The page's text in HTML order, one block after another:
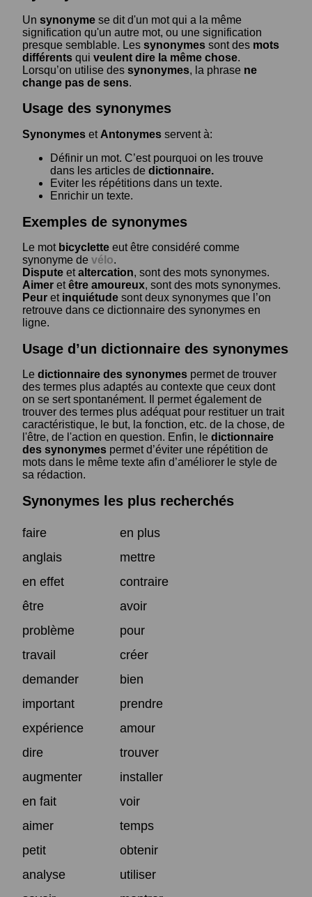
Un synonyme se dit d'un mot qui a la même
signification qu'un autre mot, ou une signification
presque semblable. Les synonymes sont des mots
différents qui veulent dire la même chose.
Lorsqu’on utilise des synonymes, la phrase ne
change pas de sens.
Usage des synonymes
Synonymes et Antonymes servent à:
Définir un mot. C’est pourquoi on les trouve
dans les articles de dictionnaire.
Eviter les répétitions dans un texte.
Enrichir un texte.
Exemples de synonymes
Le mot bicyclette eut être considéré comme
synonyme de vélo.
Dispute etaltercation, sont des mots synonymes.
Aimer etêtre amoureux, sont des mots synonymes.
Peur et inquiétude sont deux synonymes que l’on
retrouve dans ce dictionnaire des synonymes en
ligne.
Usage d’un dictionnaire des synonymes
Le dictionnaire des synonymes permet de trouver
des termes plus adaptés au contexte que ceux dont
on se sert spontanément. Il permet également de
trouver des termes plus adéquat pour restituer un trait
caractéristique, le but, la fonction, etc. de la chose, de
l'être, de l'action en question. Enfin, le dictionnaire
des synonymes permet d’éviter une répétition de
mots dans le même texte afin d’améliorer le style de
sa rédaction.
Synonymes les plus recherchés
faire
en plus
anglais
mettre
en effet
contraire
être
avoir
problème
pour
travail
créer
demander
bien
important
prendre
expérience
amour
dire
trouver
augmenter
installer
en fait
voir
aimer
temps
petit
obtenir
analyse
utiliser